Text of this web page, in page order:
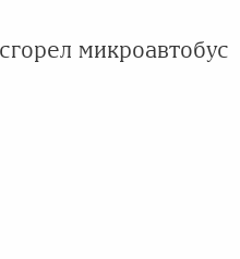
микроавтобус